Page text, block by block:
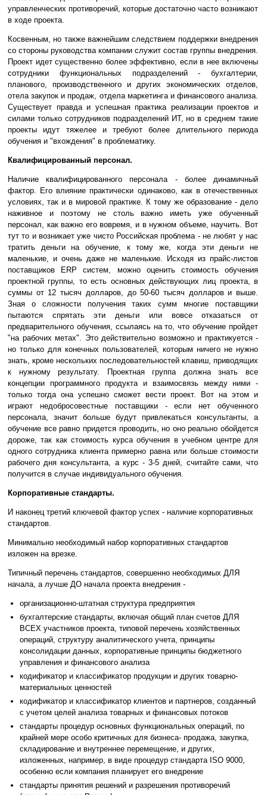
управленческих противоречий, которые достаточно часто возникают
в ходе проекта.
Косвенным, но также важнейшим следствием поддержки внедрения
со стороны руководства компании служит состав группы внедрения.
Проект идет существенно более эффективно, если в нее включены
сотрудники функциональных подразделений - бухгалтерии,
планового, производственного и других экономических отделов,
отела закупок и продаж, отдела маркетинга и финансового анализа.
Существует правда и успешная практика реализации проектов и
силами только сотрудников подразделений ИТ, но в среднем такие
проекты идут тяжелее и требуют более длительного периода
обучения и "вхождения" в проблематику.
Квалифицированный персонал.
Наличие квалифицированного персонала - более динамичный
фактор. Его влияние практически одинаково, как в отечественных
условиях, так и в мировой практике. К тому же образование - дело
наживное и поэтому не столь важно иметь уже обученный
персонал, как важно его вовремя, и в нужном объеме, научить. Вот
тут то и возникает уже чисто Российская проблема - не любят у нас
тратить деньги на обучение, к тому же, когда эти деньги не
маленькие, и очень даже не маленькие. Исходя из прайс-листов
поставщиков ERP систем, можно оценить стоимость обучения
проектной группы, то есть основных действующих лиц проекта, в
суммы от 12 тысяч долларов, до 50-60 тысяч долларов и выше.
Зная о сложности получения таких сумм многие поставщики
пытаются спрятать эти деньги или вовсе отказаться от
предварительного обучения, ссылаясь на то, что обучение пройдет
"на рабочих метах". Это действительно возможно и практикуется -
но только для конечных пользователей, которым ничего не нужно
знать, кроме нескольких последовательностей клавиш, приводящих
к нужному результату. Проектная группа должна знать все
концепции программного продукта и взаимосвязь между ними -
только тогда она успешно сможет вести проект. Вот на этом и
играют недобросовестные поставщики - если нет обученного
персонала, значит больше будут привлекаться консультанты, а
обучение все равно придется проводить, но оно реально обойдется
дороже, так как стоимость курса обучения в учебном центре для
одного сотрудника клиента примерно равна или больше стоимости
рабочего дня консультанта, а курс - 3-5 дней, считайте сами, что
получится в случае индивидуального обучения.
Корпоративные стандарты.
И наконец третий ключевой фактор успех - наличие корпоративных
стандартов.
Минимально необходимый набор корпоративных стандартов
изложен на врезке.
Типичный перечень стандартов, совершенно необходимых ДЛЯ
начала, а лучше ДО начала проекта внедрения -
организационно-штатная структура предприятия
бухгалтерские стандарты, включая общий план счетов ДЛЯ
ВСЕХ участников проекта, типовой перечень хозяйственных
операций, структуру аналитического учета, принципы
консолидации данных, корпоративные принципы бюджетного
управления и финансового анализа
кодификатор и классификатор продукции и других товарно-
материальных ценностей
кодификатор и классификатор клиентов и партнеров, созданный
с учетом целей анализа товарных и финансовых потоков
стандарты процедур основных функциональных операций, по
крайней мере особо критичных для бизнеса- продажа, закупка,
складирование и внутреннее перемещение, и других,
изложенных, например, в виде процедур стандарта ISO 9000,
особенно если компания планирует его внедрение
стандарты принятия решений и разрешения противоречий